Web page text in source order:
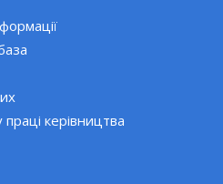
керівництва